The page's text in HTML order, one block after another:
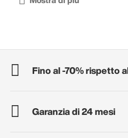
Fino al -70% rispetto
Garanzia di 24 mesi